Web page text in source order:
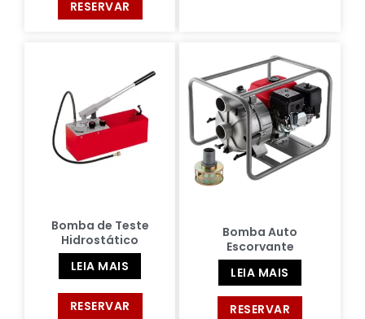
RESERVAR
Bomba de Teste
Hidrostático
LEIA MAIS
RESERVAR
Bomba Auto
Escorvante
LEIA MAIS
RESERVAR